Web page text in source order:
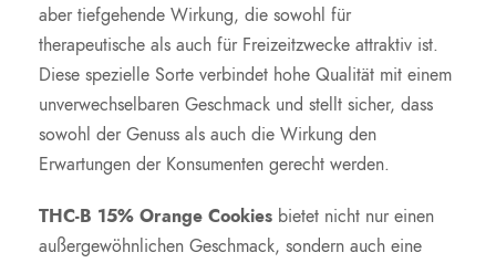
aber tiefgehende Wirkung, die sowohl für
therapeutische als auch für Freizeitzwecke attraktiv ist.
Diese spezielle Sorte verbindet hohe Qualität mit einem
unverwechselbaren Geschmack und stellt sicher, dass
sowohl der Genuss als auch die Wirkung den
Erwartungen der Konsumenten gerecht werden.
THC-B 15% Orange Cookies bietet nicht nur einen
außergewöhnlichen Geschmack, sondern auch eine